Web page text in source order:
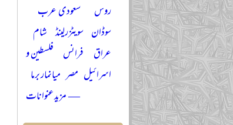
روس
سعودی عرب
سوڈان سویٹزرلینڈ شام
عراق فرانس فلسطین و
اسرائیل مصر میانمار برما
— مزید عنوانات